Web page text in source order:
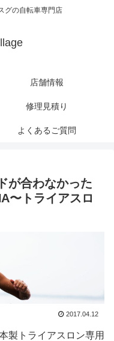
グの自転車専門店
店舗情報
修理見積り
よくあるご質問
が合わなかった
〜トライアスロ
2017.04.12
製トライアスロン専用